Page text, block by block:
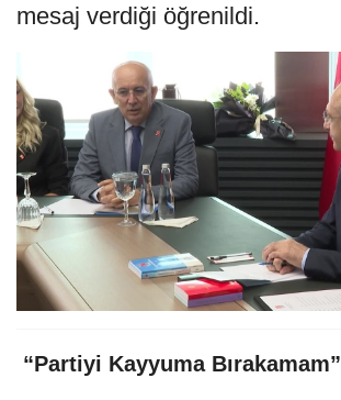
mesaj verdiği öğrenildi.
️ “Partiyi Kayyuma Bırakamam”